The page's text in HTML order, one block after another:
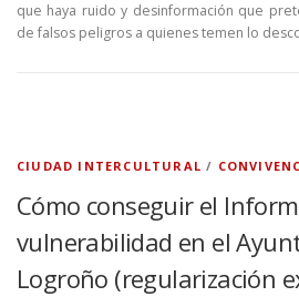
que haya ruido y desinformación que
de falsos peligros a quienes temen lo
CIUDAD INTERCULTURAL /
Cómo conseguir el
vulnerabilidad en el
Logroño (regularización